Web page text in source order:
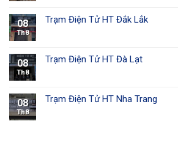
08
Th8
Trạm Điện Tử HT Đắk Lắk
08
Th8
Trạm Điện Tử HT Đà Lạt
08
Th8
Trạm Điện Tử HT Nha Trang